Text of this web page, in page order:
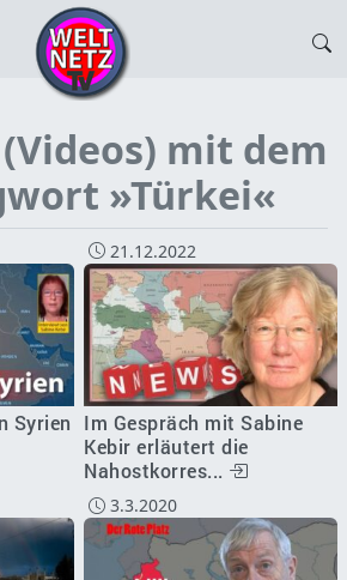
mit dem
»Türkei«
Syrien
21.12.2022
Im Gespräch mit Sabine
Kebir erläutert die
Nahostkorres...
3.3.2020